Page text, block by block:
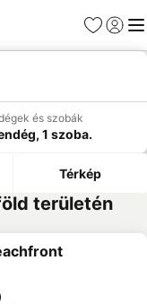
Kedvencek
és szobák
1 szoba.
Térkép
területén
a kedvencekhez